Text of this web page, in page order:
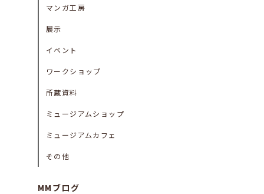
マンガ工房
展示
イベント
ワークショップ
所蔵資料
ミュージアムショップ
ミュージアムカフェ
その他
MMブログ